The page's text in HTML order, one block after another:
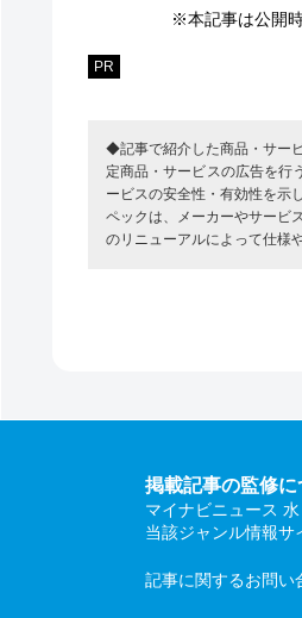
※本記事は公開
PR
◆記事で紹介した商品・サー
定商品・サービスの広告を
ービスの安全性・有効性を示
ペックは、メーカーやサービ
のリニューアルによって仕様
掲載記事の監修に
マイナビニュース
当該ジャンル情報サ
記事に関するお問い